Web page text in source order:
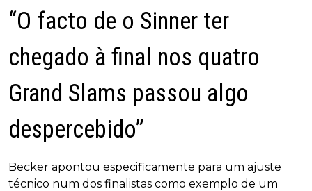
“O facto de o Sinner ter
chegado à final nos quatro
Grand Slams passou algo
despercebido”
Becker apontou especificamente para um ajuste
técnico num dos finalistas como exemplo de um